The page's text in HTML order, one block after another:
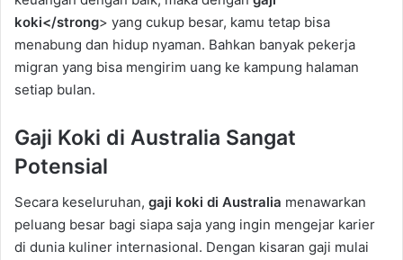
koki</strong> yang cukup besar, kamu tetap bisa
menabung dan hidup nyaman. Bahkan banyak pekerja
migran yang bisa mengirim uang ke kampung halaman
setiap bulan.
Gaji Koki di Australia Sangat
Potensial
Secara keseluruhan, gaji koki di Australia menawarkan
peluang besar bagi siapa saja yang ingin mengejar karier
di dunia kuliner internasional. Dengan kisaran gaji mulai